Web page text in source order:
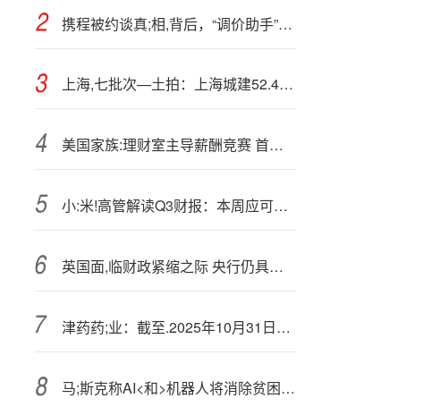
携程被约谈真;相,背后，“调价助手”被指隐性“二选一”
上海,七批次—土拍：上海城建52.4亿竞得普陀区地块 溢价率12.79%
美国家族:理财室主导薪酬竞赛 首席投资官百万年薪不是梦
小:米!高管解读Q3财报：本周应可提前完成“超35万台汽车交付”的目标
英国面,临财政紧缩之际 央行仍具降息空间
津药药;业：截至.2025年10月31日，公司股东数为38934户
马;斯克称AI<和>机器人将消除贫困，让每个人都富有